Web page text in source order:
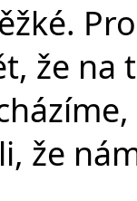
že na
že